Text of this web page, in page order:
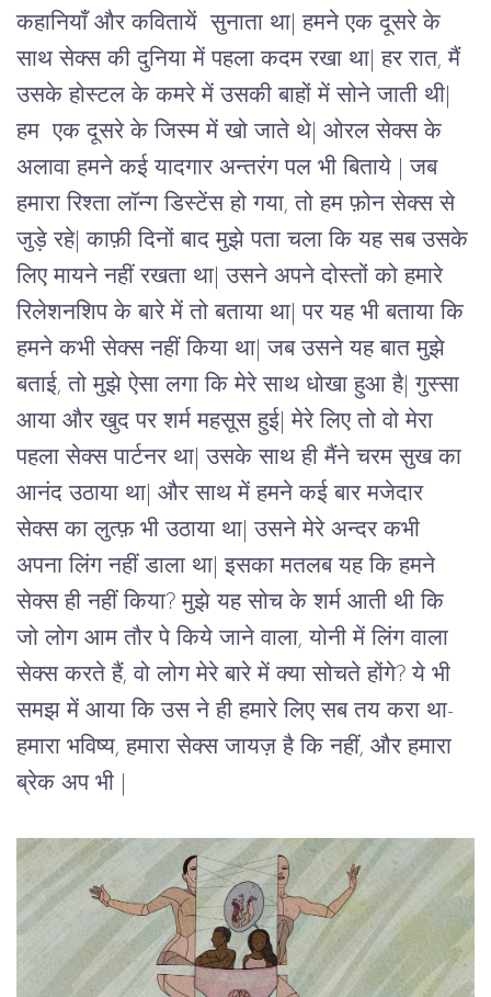
कहानियाँ और कवितायें  सुनाता था| हमने एक दूसरे के
साथ सेक्स की दुनिया में पहला कदम रखा था| हर रात, मैं
उसके होस्टल के कमरे में उसकी बाहों में सोने जाती थी|
हम  एक दूसरे के जिस्म में खो जाते थे| ओरल सेक्स के
अलावा हमने कई यादगार अन्तरंग पल भी बिताये | जब
हमारा रिश्ता लॉन्ग डिस्टेंस हो गया, तो हम फ़ोन सेक्स से
जुड़े रहे| काफ़ी दिनों बाद मुझे पता चला कि यह सब उसके
लिए मायने नहीं रखता था| उसने अपने दोस्तों को हमारे
रिलेशनशिप के बारे में तो बताया था| पर यह भी बताया कि
हमने कभी सेक्स नहीं किया था| जब उसने यह बात मुझे
बताई, तो मुझे ऐसा लगा कि मेरे साथ धोखा हुआ है| गुस्सा
आया और खुद पर शर्म महसूस हुई| मेरे लिए तो वो मेरा
पहला सेक्स पार्टनर था| उसके साथ ही मैंने चरम सुख का
आनंद उठाया था| और साथ में हमने कई बार मजेदार
सेक्स का लुत्फ़ भी उठाया था| उसने मेरे अन्दर कभी
अपना लिंग नहीं डाला था| इसका मतलब यह कि हमने
सेक्स ही नहीं किया? मुझे यह सोच के शर्म आती थी कि
जो लोग आम तौर पे किये जाने वाला, योनी में लिंग वाला
सेक्स करते हैं, वो लोग मेरे बारे में क्या सोचते होंगे? ये भी
समझ में आया कि उस ने ही हमारे लिए सब तय करा था-
हमारा भविष्य, हमारा सेक्स जायज़ है कि नहीं, और हमारा
ब्रेक अप भी |